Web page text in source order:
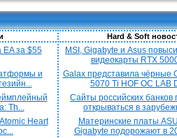
Hard & Soft
EA за $55
и
Th...
Heart
MSI, Gigabyte и Asus
видеокарты RTX
Galax представила чёрные
5070 Ti HOF OC LAB
Сайты российских банков
открываться в
Материнские платы
Gigabyte подорожают в